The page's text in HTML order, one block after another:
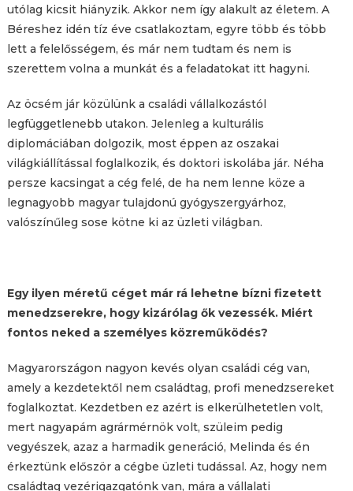
utólag kicsit hiányzik. Akkor nem így alakult az életem. A
Béreshez idén tíz éve csatlakoztam, egyre több és több
lett a felelősségem, és már nem tudtam és nem is
szerettem volna a munkát és a feladatokat itt hagyni.
Az öcsém jár közülünk a családi vállalkozástól
legfüggetlenebb utakon. Jelenleg a kulturális
diplomáciában dolgozik, most éppen az oszakai
világkiállítással foglalkozik, és doktori iskolába jár. Néha
persze kacsingat a cég felé, de ha nem lenne köze a
legnagyobb magyar tulajdonú gyógyszergyárhoz,
valószínűleg sose kötne ki az üzleti világban.
Egy ilyen méretű céget már rá lehetne bízni fizetett
menedzserekre, hogy kizárólag ők vezessék. Miért
fontos neked a személyes közreműködés?
Magyarországon nagyon kevés olyan családi cég van,
amely a kezdetektől nem családtag, profi menedzsereket
foglalkoztat. Kezdetben ez azért is elkerülhetetlen volt,
mert nagyapám agrármérnök volt, szüleim pedig
vegyészek, azaz a harmadik generáció, Melinda és én
érkeztünk először a cégbe üzleti tudással. Az, hogy nem
családtag vezérigazgatónk van, mára a vállalati